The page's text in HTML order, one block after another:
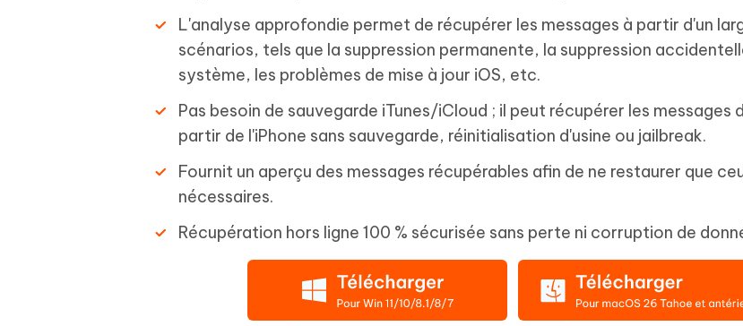
L'analyse approfondie permet de récupérer les messages à partir d'un
scénarios, tels que la suppression permanente, la suppression
système, les problèmes de mise à jour iOS, etc.
Pas besoin de sauvegarde iTunes/iCloud ; il peut récupérer les messages
partir de l'iPhone sans sauvegarde, réinitialisation d'usine ou jailbreak.
Fournit un aperçu des messages récupérables afin de ne restaurer que
nécessaires.
Récupération hors ligne 100 % sécurisée sans perte ni corruption de